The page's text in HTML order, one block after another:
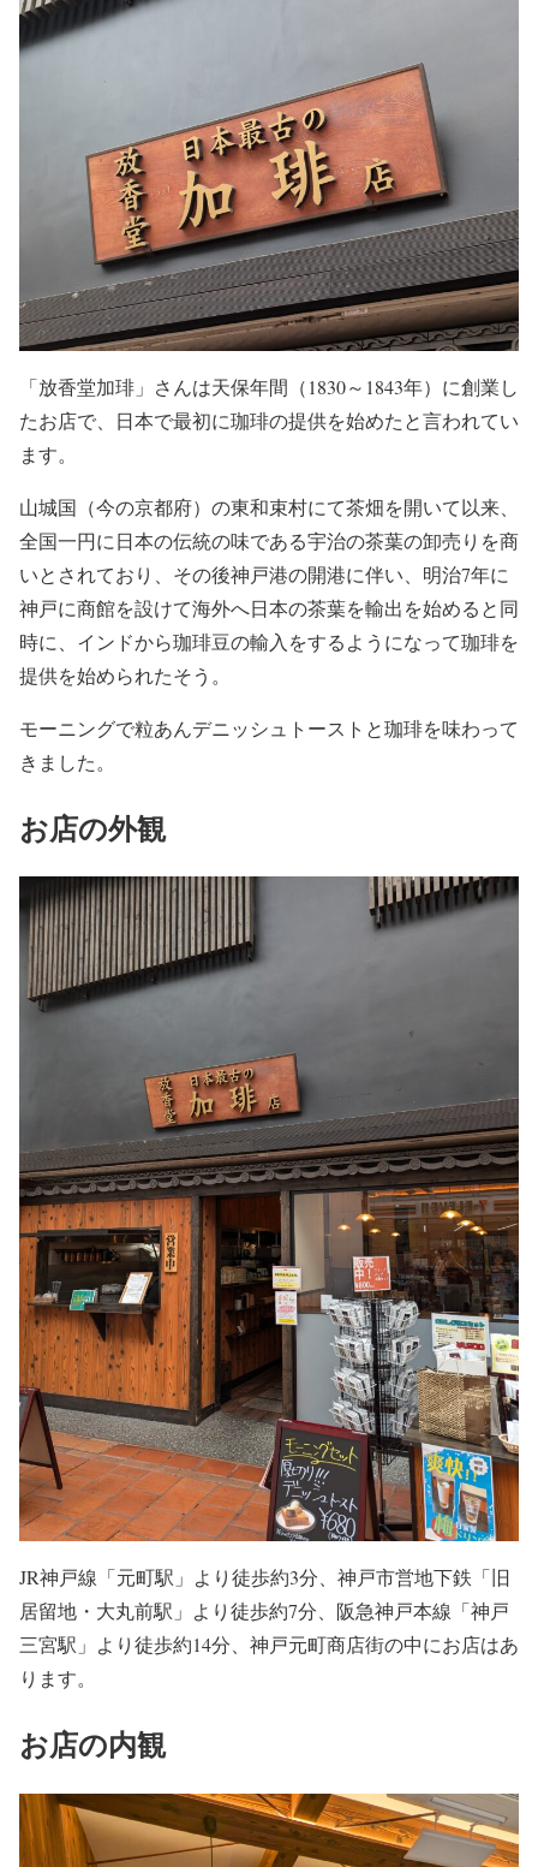
「放香堂加琲」さんは天保年間（1830～1843年）に創業し
たお店で、日本で最初に珈琲の提供を始めたと言われてい
ます。
山城国（今の京都府）の東和束村にて茶畑を開いて以来、
全国一円に日本の伝統の味である宇治の茶葉の卸売りを商
いとされており、その後神戸港の開港に伴い、明治7年に
神戸に商館を設けて海外へ日本の茶葉を輸出を始めると同
時に、インドから珈琲豆の輸入をするようになって珈琲を
提供を始められたそう。
モーニングで粒あんデニッシュトーストと珈琲を味わって
きました。
お店の外観
JR神戸線「元町駅」より徒歩約3分、神戸市営地下鉄「旧
居留地・大丸前駅」より徒歩約7分、阪急神戸本線「神戸
三宮駅」より徒歩約14分、神戸元町商店街の中にお店はあ
ります。
お店の内観